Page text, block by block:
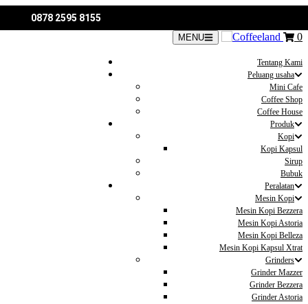
0878 2595 8155
MENU 0
Tentang Kami
Peluang usaha
Mini Cafe
Coffee Shop
Coffee House
Produk
Kopi
Kopi Kapsul
Sirup
Bubuk
Peralatan
Mesin Kopi
Mesin Kopi Bezzera
Mesin Kopi Astoria
Mesin Kopi Belleza
Mesin Kopi Kapsul Xtrat
Grinders
Grinder Mazzer
Grinder Bezzera
Grinder Astoria